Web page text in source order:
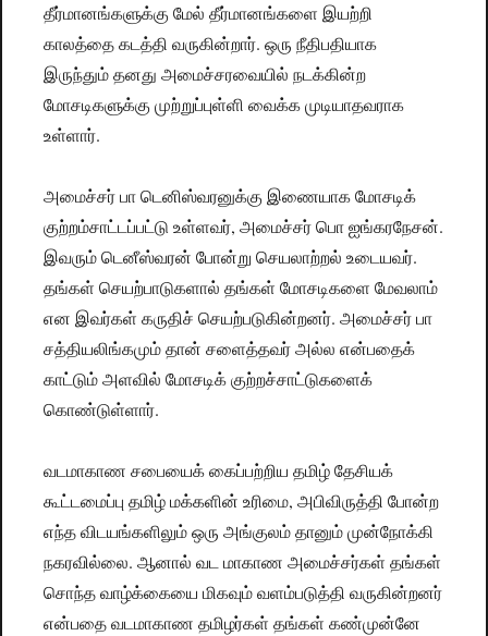
தீர்மானங்களுக்கு மேல் தீர்மானங்களை இயற்றி
காலத்தை கடத்தி வருகின்றார். ஒரு நீதிபதியாக
இருந்தும் தனது அமைச்சரவையில் நடக்கின்ற
மோசடிகளுக்கு முற்றுப்புள்ளி வைக்க முடியாதவராக
உள்ளார்.
அமைச்சர் பா டெனிஸ்வரனுக்கு இணையாக மோசடிக்
குற்றம்சாட்டப்பட்டு உள்ளவர், அமைச்சர் பொ ஐங்கரநேசன்.
இவரும் டெனீஸ்வரன் போன்று செயலாற்றல் உடையவர்.
தங்கள் செயற்பாடுகளால் தங்கள் மோசடிகளை மேவலாம்
என இவர்கள் கருதிச் செயற்படுகின்றனர். அமைச்சர் பா
சத்தியலிங்கமும் தான் சளைத்தவர் அல்ல என்பதைக்
காட்டும் அளவில் மோசடிக் குற்றச்சாட்டுகளைக்
கொண்டுள்ளார்.
வடமாகாண சபையைக் கைப்பற்றிய தமிழ் தேசியக்
கூட்டமைப்பு தமிழ் மக்களின் உரிமை, அபிவிருத்தி போன்ற
எந்த விடயங்களிலும் ஒரு அங்குலம் தானும் முன்நோக்கி
நகரவில்லை. ஆனால் வட மாகாண அமைச்சர்கள் தங்கள்
சொந்த வாழ்க்கையை மிகவும் வளம்படுத்தி வருகின்றனர்
என்பதை வடமாகாண தமிழர்கள் தங்கள் கண்முன்னே